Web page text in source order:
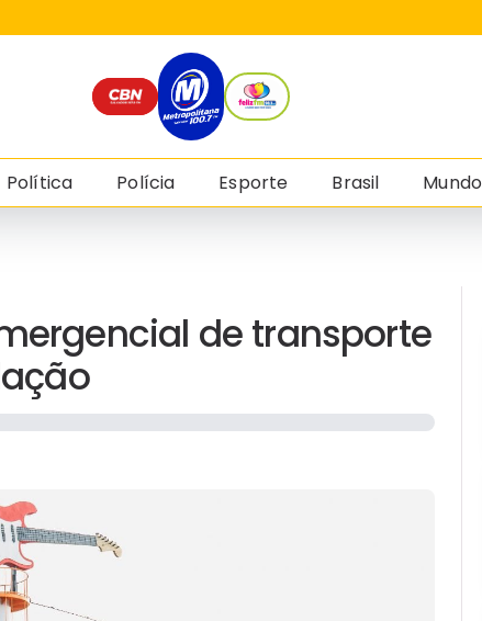
Política Polícia Esporte Brasil Mundo
de transporte